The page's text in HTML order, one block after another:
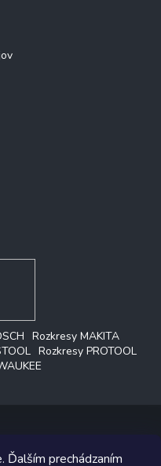
Ďalším prechádzaním
Rozkresy MAKITA
Rozkresy PROTOOL